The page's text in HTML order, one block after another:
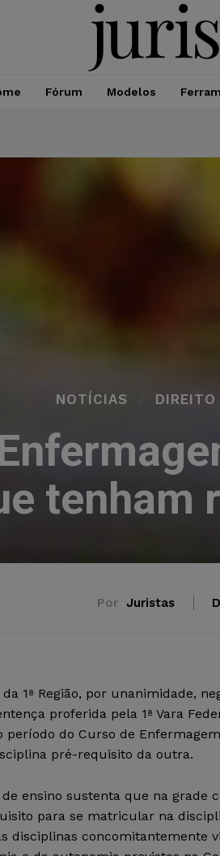
Fórum Modelos
NOTÍCIAS
tenham
Por Juristas
1ª Região, por unanimidade,
proferida pela 1ª Vara
do Curso de
pré-requisito da outra.
ensino sustenta que na grade
para se matricular na
disciplinas concomitantemente